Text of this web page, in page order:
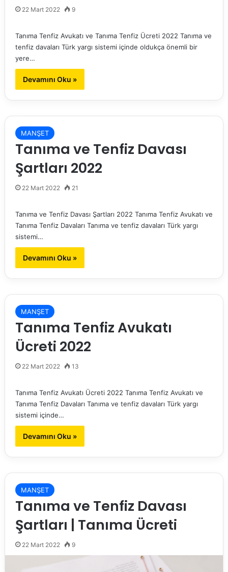
22 Mart 2022 9
Tanıma Tenfiz Avukatı ve Tanıma Tenfiz Ücreti 2022 Tanıma ve
tenfiz davaları Türk yargı sistemi içinde oldukça önemli bir
yere…
Devamını Oku »
MANŞET
Tanıma ve Tenfiz Davası
Şartları 2022
22 Mart 2022 21
Tanıma ve Tenfiz Davası Şartları 2022 Tanıma Tenfiz Avukatı ve
Tanıma Tenfiz Davaları Tanıma ve tenfiz davaları Türk yargı
sistemi…
Devamını Oku »
MANŞET
Tanıma Tenfiz Avukatı
Ücreti 2022
22 Mart 2022 13
Tanıma Tenfiz Avukatı Ücreti 2022 Tanıma Tenfiz Avukatı ve
Tanıma Tenfiz Davaları Tanıma ve tenfiz davaları Türk yargı
sistemi içinde…
Devamını Oku »
MANŞET
Tanıma ve Tenfiz Davası
Şartları | Tanıma Ücreti
22 Mart 2022 9